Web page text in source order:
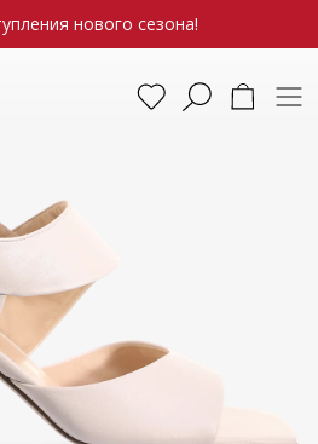
нового сезона!